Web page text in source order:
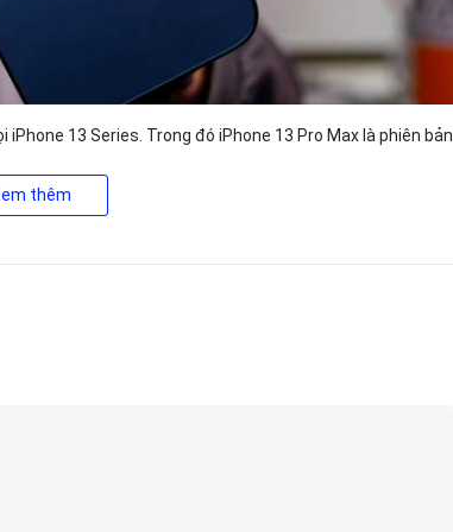
13 Series. Trong đó iPhone 13 Pro Max là phiên bản
nhất về iPhone 13 Pro Max đã khiến bao tín đồ công nghệ
thêm
Ống kính TAMRON 28-300mm F4-7.1 Di